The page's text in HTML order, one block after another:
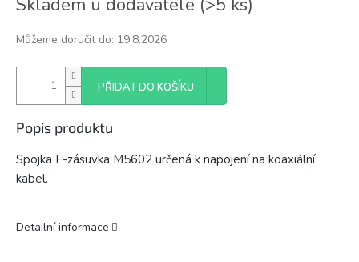
cena:
Skladem u dodavatele (>5 ks)
Můžeme doručit do: 19.8.2026
PŘIDAT DO KOŠÍKU
Popis produktu
Spojka F-zásuvka M5602 určená k napojení na koaxiální
kabel.
Detailní informace